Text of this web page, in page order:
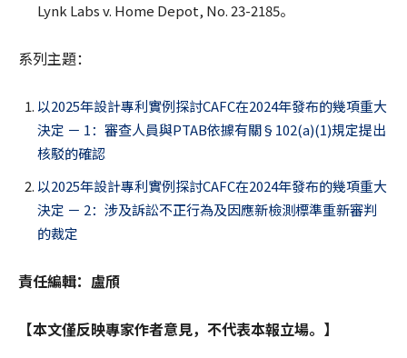
Lynk Labs v. Home Depot, No. 23-2185。
系列主題：
以2025年設計專利實例探討CAFC在2024年發布的幾項重大
決定 － 1：審查人員與PTAB依據有關§102(a)(1)規定提出
核駁的確認
以2025年設計專利實例探討CAFC在2024年發布的幾項重大
決定 － 2：涉及訴訟不正行為及因應新檢測標準重新審判
的裁定
責任編輯：盧頎
【本文僅反映專家作者意見，不代表本報立場。】